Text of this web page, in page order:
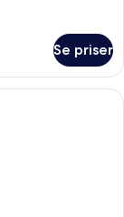
Se priser
med